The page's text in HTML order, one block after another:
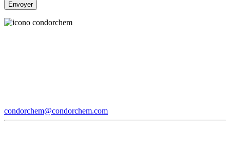
condorchem@condorchem.com